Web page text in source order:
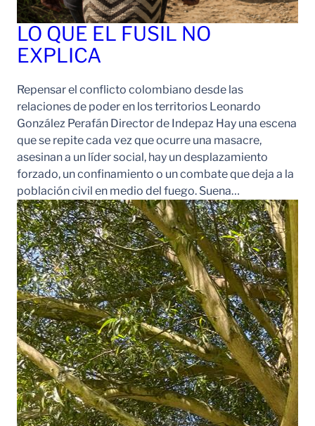
LO QUE EL FUSIL NO
EXPLICA
Repensar el conflicto colombiano desde las
relaciones de poder en los territorios Leonardo
González Perafán Director de Indepaz Hay una escena
que se repite cada vez que ocurre una masacre,
asesinan a un líder social, hay un desplazamiento
forzado, un confinamiento o un combate que deja a la
población civil en medio del fuego. Suena…